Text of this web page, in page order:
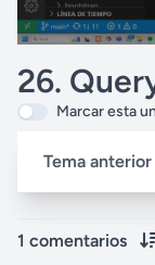
26.
Marcar esta
Tema anterior
1 comentarios